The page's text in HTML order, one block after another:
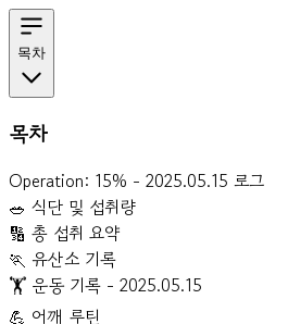
목차
목차
Operation: 15% - 2025.05.15 로그
🥗 식단 및 섭취량
🔢 총 섭취 요약
🏃 유산소 기록
🏋️ 운동 기록 - 2025.05.15
💪 어깨 루틴